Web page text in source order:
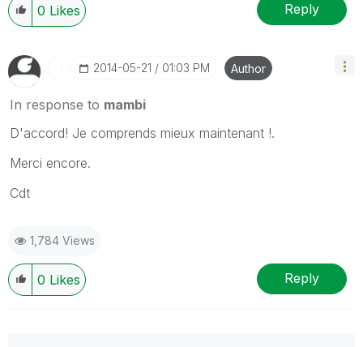
0 Likes Reply
‎2014-05-21 01:03 PM Author
In response to mambi
D'accord! Je comprends mieux maintenant !.
Merci encore.
Cdt
1,784 Views
0 Likes Reply